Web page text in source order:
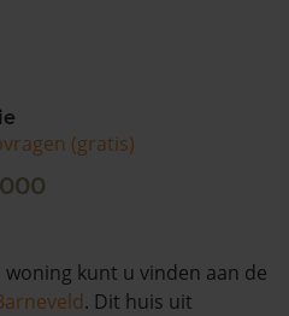
(gratis)
kunt u vinden aan de
. Dit huis uit